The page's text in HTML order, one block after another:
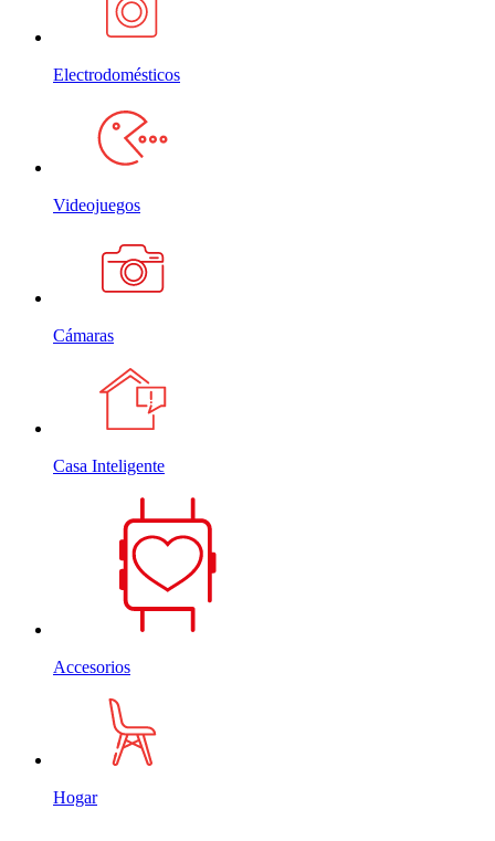
Electrodomésticos
Videojuegos
Cámaras
Casa Inteligente
Accesorios
Hogar